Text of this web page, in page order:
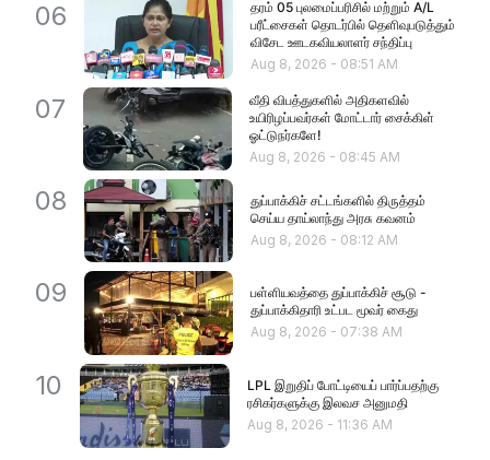
06
தரம் 05 புலமைப்பரிசில் மற்றும் A/L
பரீட்சைகள் தொடர்பில் தெளிவுபடுத்தும்
விசேட ஊடகவியலாளர் சந்திப்பு
Aug 8, 2026 - 08:51 AM
07
வீதி விபத்துகளில் அதிகளவில்
உயிரிழப்பவர்கள் மோட்டார் சைக்கிள்
ஓட்டுநர்களே!
Aug 8, 2026 - 08:45 AM
08
துப்பாக்கிச் சட்டங்களில் திருத்தம்
செய்ய தாய்லாந்து அரசு கவனம்
Aug 8, 2026 - 08:12 AM
09
பள்ளியவத்தை துப்பாக்கிச் சூடு -
துப்பாக்கிதாரி உட்பட மூவர் கைது
Aug 8, 2026 - 07:38 AM
10
LPL இறுதிப் போட்டியைப் பார்ப்பதற்கு
ரசிகர்களுக்கு இலவச அனுமதி
Aug 8, 2026 - 11:36 AM